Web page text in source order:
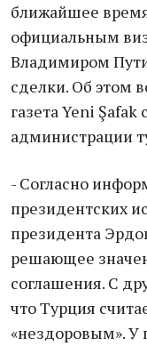
ближайшее
официальным
Владимиром
сделки. Об этом
газета Yeni
администрации
- Согласно
президентских
президента
решающее
соглашения. С
что Турция
«нездоровым». У